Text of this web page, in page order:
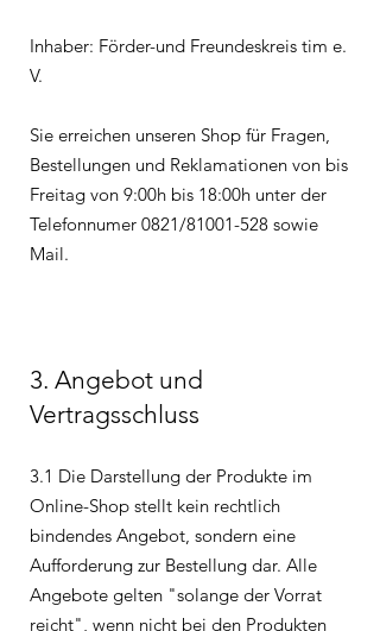
Inhaber: Förder-und Freundeskreis tim e.
V.
Sie erreichen unseren Shop für Fragen,
Bestellungen und Reklamationen von bis
Freitag von 9:00h bis 18:00h unter der
Telefonnumer 0821/81001-528 sowie
Mail.
3. Angebot und
Vertragsschluss
3.1 Die Darstellung der Produkte im
Online-Shop stellt kein rechtlich
bindendes Angebot, sondern eine
Aufforderung zur Bestellung dar. Alle
Angebote gelten "solange der Vorrat
reicht", wenn nicht bei den Produkten